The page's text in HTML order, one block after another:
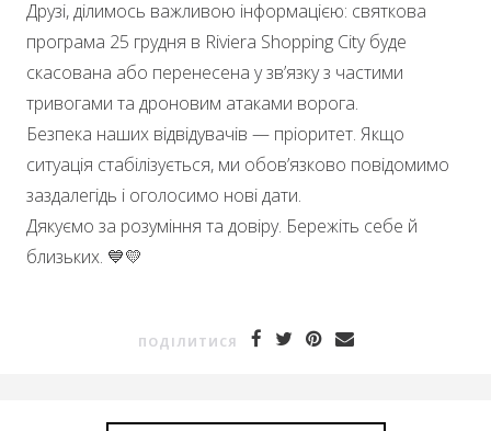
Друзі, ділимось важливою інформацією: святкова
програма 25 грудня в Riviera Shopping City буде
скасована або перенесена у зв’язку з частими
тривогами та дроновим атаками ворога.
Безпека наших відвідувачів — пріоритет. Якщо
ситуація стабілізується, ми обов’язково повідомимо
заздалегідь і оголосимо нові дати.
Дякуємо за розуміння та довіру. Бережіть себе й
близьких. 💙💛
ПОДIЛИТИСЯ